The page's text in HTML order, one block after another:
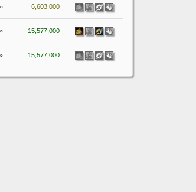
6,603,000
15,577,000
15,577,000